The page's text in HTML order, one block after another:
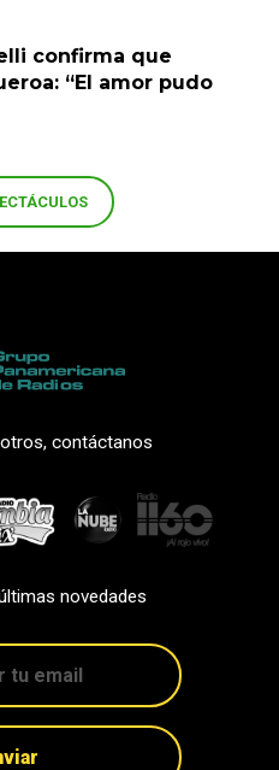
confirma que
“El amor pudo
contáctanos
novedades